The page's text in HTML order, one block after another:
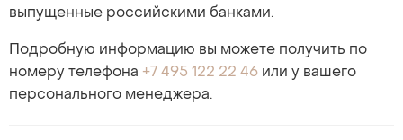
выпущенные российскими банками.
Подробную информацию вы можете получить по
номеру телефона +7 495 122 22 46 или у вашего
персонального менеджера.